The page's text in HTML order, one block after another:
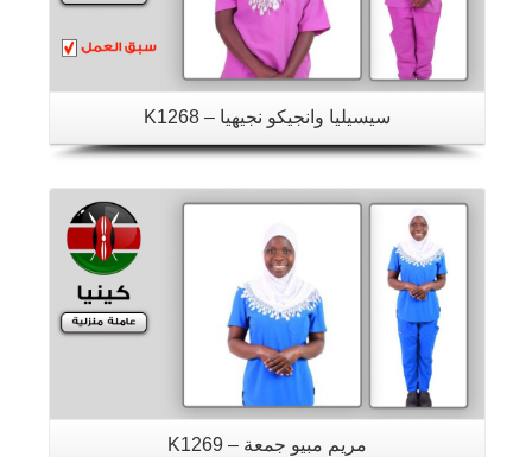
سيسيليا وانجيكو نجيهيا – K1268
مريم مبيو جمعة – K1269